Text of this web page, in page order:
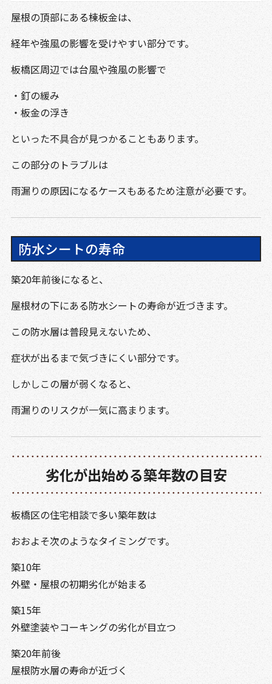
屋根の頂部にある棟板金は、
経年や強風の影響を受けやすい部分です。
板橋区周辺では台風や強風の影響で
・釘の緩み
・板金の浮き
といった不具合が見つかることもあります。
この部分のトラブルは
雨漏りの原因になるケースもあるため注意が必要です。
防水シートの寿命
築20年前後になると、
屋根材の下にある防水シートの寿命が近づきます。
この防水層は普段見えないため、
症状が出るまで気づきにくい部分です。
しかしこの層が弱くなると、
雨漏りのリスクが一気に高まります。
劣化が出始める築年数の目安
板橋区の住宅相談で多い築年数は
おおよそ次のようなタイミングです。
築10年
外壁・屋根の初期劣化が始まる
築15年
外壁塗装やコーキングの劣化が目立つ
築20年前後
屋根防水層の寿命が近づく